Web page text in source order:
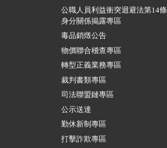
公職人員利益衝突迴避法第14條
身分關係揭露專區
毒品銷燬公告
物價聯合稽查專區
轉型正義業務專區
裁判書類專區
司法聯盟鏈專區
公示送達
勤休新制專區
打擊詐欺專區